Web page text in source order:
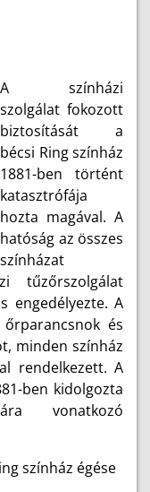
A színházi
szolgálat fokozott
biztosítását a
bécsi Ring színház
1881-ben történt
katasztrófája
hozta magával. A
hatóság az összes
színházat
tűzőrszolgálat
engedélyezte. A
és
minden színház
rendelkezett. A
ben kidolgozta
vonatkozó
színház égése